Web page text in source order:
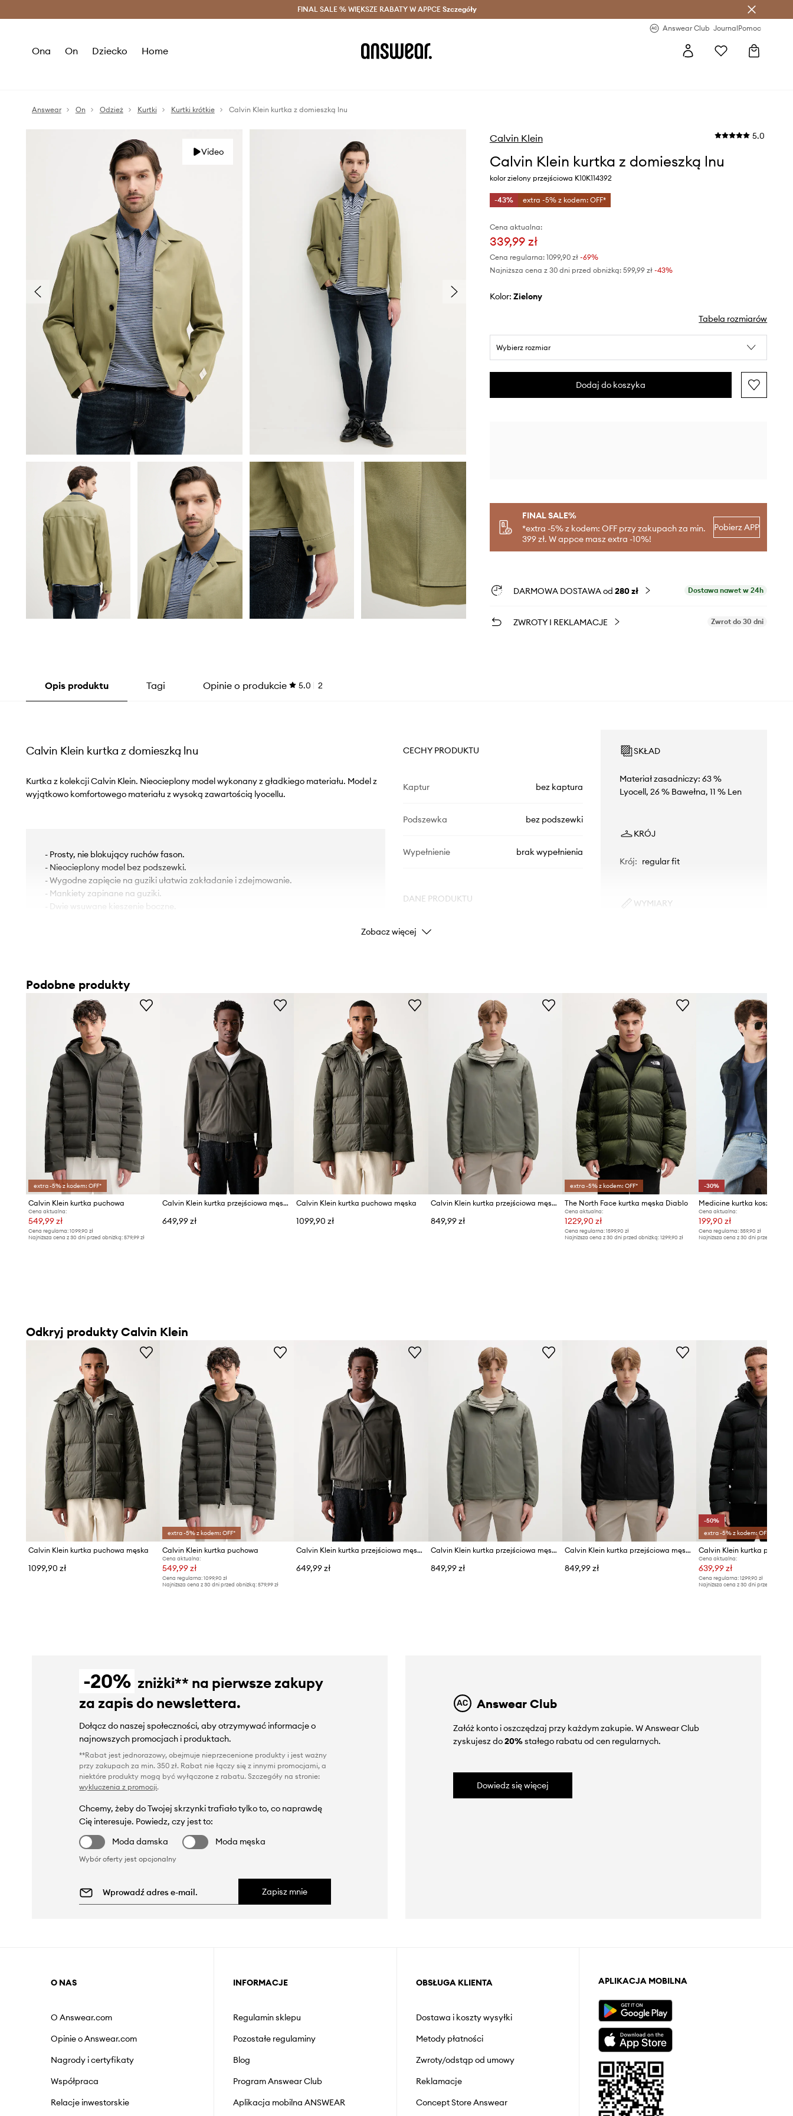
Oszczędzaj z Answear Club > Dostawa nawet w 24h >
FINAL SALE % WIĘKSZE RABATY W APPCE Szczegóły
Answear Club JournalPomoc
Ona On Dziecko Home
Answear On Odzież Kurtki Kurtki krótkie Calvin Klein kurtka z domieszką lnu
Video
Calvin Klein 5.0
Calvin Klein kurtka z domieszką lnu
kolor zielony przejściowa K10K114392
-43% extra -5% z kodem: OFF*
Cena aktualna:
339,99 zł
Cena regularna: 1099,90 zł-69%
Najniższa cena z 30 dni przed obniżką: 599,99 zł -43%
Kolor: zielony
Tabela rozmiarów
Wybierz rozmiar
Dodaj do koszyka
FINAL SALE%
*extra -5% z kodem: OFF przy zakupach za min.
399 zł. W appce masz extra -10%!
Pobierz APP
DARMOWA DOSTAWA od 280 zł Dostawa nawet w 24h
ZWROTY I REKLAMACJE Zwrot do 30 dni
Opis produktu Tagi Opinie o produkcie 5.0 2
Calvin Klein kurtka z domieszką lnu
Kurtka z kolekcji Calvin Klein. Nieocieplony model wykonany z gładkiego materiału. Model z
wyjątkowo komfortowego materiału z wysoką zawartością lyocellu.
- Prosty, nie blokujący ruchów fason.
- Nieocieplony model bez podszewki.
- Wygodne zapięcie na guziki ułatwia zakładanie i zdejmowanie.
- Mankiety zapinane na guziki.
- Dwie wsuwane kieszenie boczne.
CECHY PRODUKTU
Kaptur bez kaptura
Podszewka bez podszewki
Wypełnienie brak wypełnienia
DANE PRODUKTU
Kod producenta
Marka Calvin Klein
ID Produktu
SKŁAD
Materiał zasadniczy: 63 %
Lyocell, 26 % Bawełna, 11 % Len
KRÓJ
Krój: regular fit
WYMIARY
Tabela rozmiarów
Zobacz więcej
Podobne produkty
extra -5% z kodem: OFF*
Calvin Klein kurtka puchowa
Cena aktualna:
549,99 zł
Cena regularna: 1099,90 zł
Najniższa cena z 30 dni przed obniżką: 579,99 zł
Calvin Klein kurtka przejściowa męska
649,99 zł
Calvin Klein kurtka puchowa męska
1099,90 zł
Calvin Klein kurtka przejściowa męska
849,99 zł
extra -5% z kodem: OFF*
The North Face kurtka męska Diablo
Cena aktualna:
1229,90 zł
Cena regularna:1599,90 zł
Najniższa cena z 30 dni przed obniżką:1299,90 zł
-30%
Medicine kurtka koszulowa
Cena aktualna:
199,90 zł
Cena regularna: 359,90 zł
Najniższa cena z 30 dni przed obniżką:
Odkryj produkty Calvin Klein
Calvin Klein kurtka puchowa męska
1099,90 zł
extra -5% z kodem: OFF*
Calvin Klein kurtka puchowa
Cena aktualna:
549,99 zł
Cena regularna:1099,90 zł
Najniższa cena z 30 dni przed obniżką:579,99 zł
Calvin Klein kurtka przejściowa męska
649,99 zł
Calvin Klein kurtka przejściowa męska
849,99 zł
Calvin Klein kurtka przejściowa męska
849,99 zł
-50%
extra -5% z kodem: OFF*
Calvin Klein kurtka
Cena aktualna:
639,99 zł
Cena regularna: 1299,90 zł
Najniższa cena z 30 dni przed obniżką:
-20% zniżki** na pierwsze zakupy
za zapis do newslettera.
Dołącz do naszej społeczności, aby otrzymywać informacje o
najnowszych promocjach i produktach.
**Rabat jest jednorazowy, obejmuje nieprzecenione produkty i jest ważny
przy zakupach za min. 350 zł. Rabat nie łączy się z innymi promocjami, a
niektóre produkty mogą być wyłączone z rabatu. Szczegóły na stronie:
wykluczenia z promocji.
Chcemy, żeby do Twojej skrzynki trafiało tylko to, co naprawdę
Cię interesuje. Powiedz, czy jest to:
Moda damska
Moda męska
Wybór oferty jest opcjonalny
Zapisz mnie
Answear Club
Załóż konto i oszczędzaj przy każdym zakupie. W Answear Club
zyskujesz do20%stałego rabatu od cen regularnych.
Dowiedz się więcej
O NAS
O Answear.com
Opinie o Answear.com
Nagrody i certyfikaty
Współpraca
Relacje inwestorskie
INFORMACJE
Regulamin sklepu
Pozostałe regulaminy
Blog
Program Answear Club
Aplikacja mobilna ANSWEAR
OBSŁUGA KLIENTA
Dostawa i koszty wysyłki
Metody płatności
Zwroty/odstąp od umowy
Reklamacje
Concept Store Answear
APLIKACJA MOBILNA